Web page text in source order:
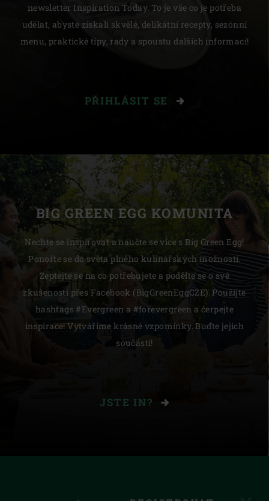
newsletter Inspiration Today. To je vše co je potřeba
udělat, abyste získali skvělé, delikátní recepty, sezónní
menu, praktické tipy, rady a spoustu dalších informací!
PŘIHLÁSIT SE
BIG GREEN EGG KOMUNITA
Nechte se inspirovat a naučte se více s Big Green Egg!
Ponořte se do světa plného kulinářských možností.
Zeptejte se na co potřebujete a podělte se o své
zkušenosti přes Facebook (BigGreenEggCZE). Použijte
hashtags #Evergreen a #forevergreen a čerpejte
inspirace! Vytváříme krásné vzpomínky. Buďte jejich
součástí!
JSTE IN?